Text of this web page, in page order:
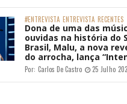
#ENTREVISTA ENTREVISTA RECENTES
Dona de uma das
ouvidas na história do
Brasil, Malu, a nova
do arrocha, lança
Por: Carlos De Castro 25 Julho